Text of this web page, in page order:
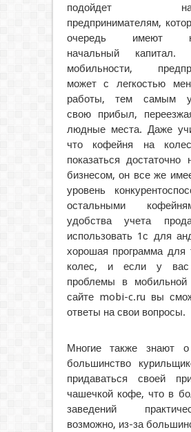
подойдет
предпринимателям,
очередь имеют
начальный капитал.
мобильности,
может с легкостью
работы, тем самым
свою прибыл,
людные места. Даже
что кофейня на
показаться достаточно
бизнесом, он все же
уровень
остальными
удобства учета
использовать 1с для
хорошая программа для
колес, и если у вас
проблемы в
сайте mobi-c.ru вы
ответы на свои вопросы.
Многие также знают
большинство
придаваться своей
чашечкой кофе, что в
заведений
возможно, из-за